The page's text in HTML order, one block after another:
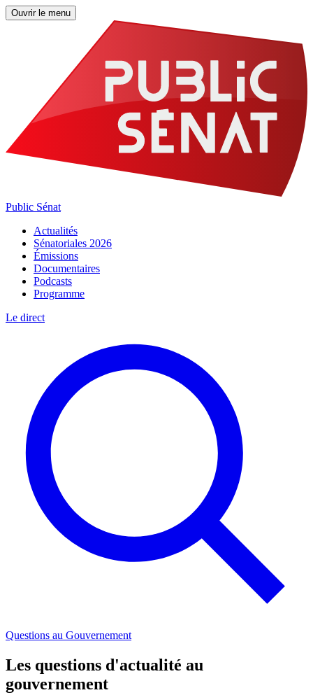
Ouvrir le menu
Public Sénat
Actualités
Sénatoriales 2026
Émissions
Documentaires
Podcasts
Programme
Le direct
Questions au Gouvernement
Les questions d'actualité au
gouvernement